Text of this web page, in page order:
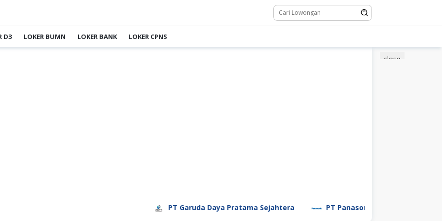
D3 LOKER BUMN LOKER BANK LOKER CPNS
close
PT Garuda Daya Pratama Sejahtera PT Panasonic Manufacturing Indonesia